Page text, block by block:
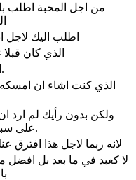
من اجل المحبة اطلب
اطلب اليك لاجل
الذي كان
الذي رددته. فاقبله الذي هو احشائي.
الذي كنت اشاء ان
ولكن بدون رأيك لم ارد
على سبيل الاضطرار بل على سبيل الاختيار.
لانه ربما لاجل هذا افترق
لا كعبد في ما بعد بل افضل